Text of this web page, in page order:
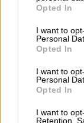
use your data
consent section.
Opted In
I want to
Personal
Opted In
I want to
Personal
Opted In
I want to
Retention,